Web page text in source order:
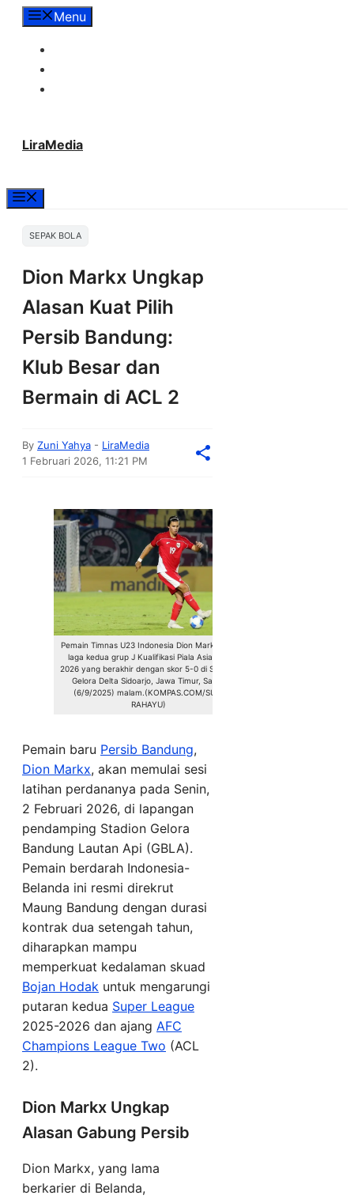
LangsungMenu
LiraMedia
SEPAK BOLA
Dion Markx Ungkap
Alasan Kuat Pilih
Persib Bandung:
Klub Besar dan
Bermain di ACL 2
By Zuni Yahya - LiraMedia
1 Februari 2026, 11:21 PM
Pemain Timnas U23 Indonesia Dion Markx saat
laga kedua grup J Kualifikasi Piala Asia U23
2026 yang berakhir dengan skor 5-0 di Stadion
Gelora Delta Sidoarjo, Jawa Timur, Sabtu
(6/9/2025) malam.(KOMPAS.COM/SUCI
RAHAYU)
Pemain baru Persib Bandung,
Dion Markx, akan memulai sesi
latihan perdananya pada Senin,
2 Februari 2026, di lapangan
pendamping Stadion Gelora
Bandung Lautan Api (GBLA).
Pemain berdarah Indonesia-
Belanda ini resmi direkrut
Maung Bandung dengan durasi
kontrak dua setengah tahun,
diharapkan mampu
memperkuat kedalaman skuad
Bojan Hodak untuk mengarungi
putaran kedua Super League
2025-2026 dan ajang AFC
Champions League Two (ACL
2).
Dion Markx Ungkap
Alasan Gabung Persib
Dion Markx, yang lama
berkarier di Belanda,